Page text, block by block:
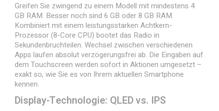
Greifen Sie zwingend zu einem Modell mit mindestens 4
GB RAM. Besser noch sind 6 GB oder 8 GB RAM.
Kombiniert mit einem leistungsstarken Achtkern-
Prozessor (8-Core CPU) bootet das Radio in
Sekundenbruchteilen. Wechsel zwischen verschiedenen
Apps laufen absolut verzögerungsfrei ab. Die Eingaben auf
dem Touchscreen werden sofort in Aktionen umgesetzt –
exakt so, wie Sie es von Ihrem aktuellen Smartphone
kennen.
Display-Technologie: QLED vs. IPS